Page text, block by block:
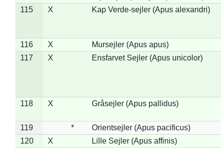
115
X Kap Verde-sejler (Apus alexandri)
116 X
Mursejler (Apus apus)
117
X Ensfarvet Sejler (Apus unicolor)
118 X Gråsejler (Apus pallidus)
119 *
Orientsejler (Apus pacificus)
120
X
Lille Sejler (Apus affinis)